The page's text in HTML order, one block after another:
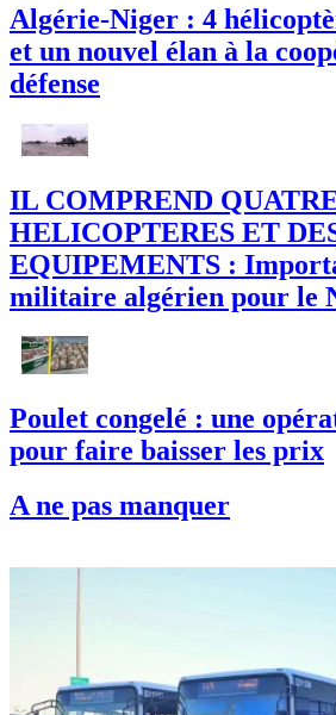
Algérie-Niger : 4
et un nouvel élan à la
défense
IL COMPREND
HELICOPTERES ET
EQUIPEMENTS :
militaire algérien pour le
Poulet congelé : une
pour faire baisser les prix
A ne pas manquer